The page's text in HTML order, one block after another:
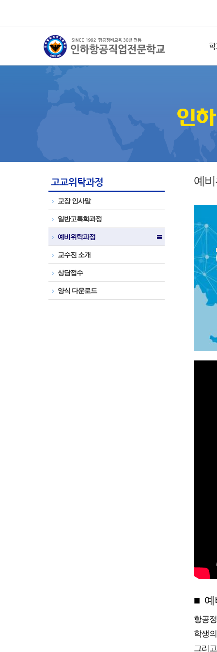
학
고교위탁과정
교장 인사말
일반고특화과정
예비위탁과정 〓
교수진 소개
상담접수
양식 다운로드
예
■ 예
항공
학생
그리